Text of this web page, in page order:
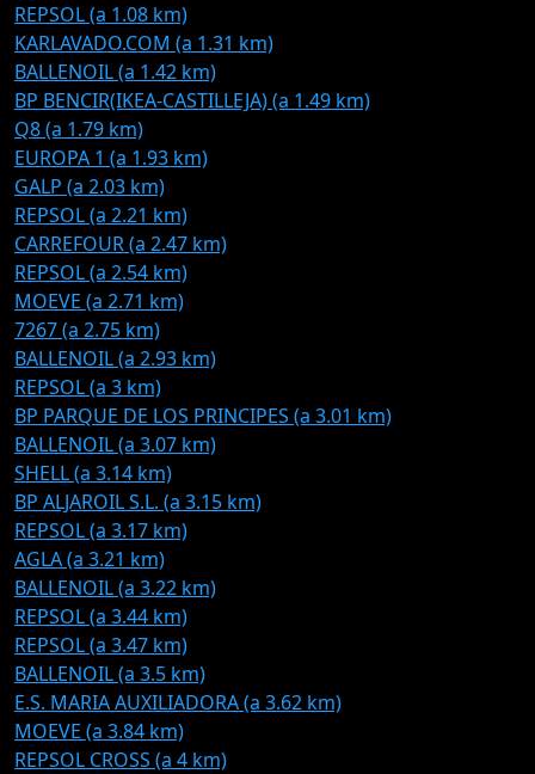
REPSOL (a 1.08 km)
KARLAVADO.COM (a 1.31 km)
BALLENOIL (a 1.42 km)
BP BENCIR(IKEA-CASTILLEJA) (a 1.49 km)
Q8 (a 1.79 km)
EUROPA 1 (a 1.93 km)
GALP (a 2.03 km)
REPSOL (a 2.21 km)
CARREFOUR (a 2.47 km)
REPSOL (a 2.54 km)
MOEVE (a 2.71 km)
7267 (a 2.75 km)
BALLENOIL (a 2.93 km)
REPSOL (a 3 km)
BP PARQUE DE LOS PRINCIPES (a 3.01 km)
BALLENOIL (a 3.07 km)
SHELL (a 3.14 km)
BP ALJAROIL S.L. (a 3.15 km)
REPSOL (a 3.17 km)
AGLA (a 3.21 km)
BALLENOIL (a 3.22 km)
REPSOL (a 3.44 km)
REPSOL (a 3.47 km)
BALLENOIL (a 3.5 km)
E.S. MARIA AUXILIADORA (a 3.62 km)
MOEVE (a 3.84 km)
REPSOL CROSS (a 4 km)